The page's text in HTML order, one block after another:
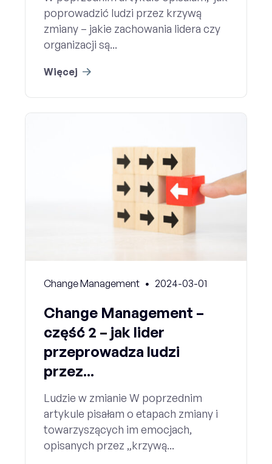
poprowadzić ludzi przez krzywą
zmiany – jakie zachowania lidera czy
organizacji są...
Więcej
Change Management 2024-03-01
Change Management –
część 2 – jak lider
przeprowadza ludzi
przez...
Ludzie w zmianie W poprzednim
artykule pisałam o etapach zmiany i
towarzyszących im emocjach,
opisanych przez „krzywą...